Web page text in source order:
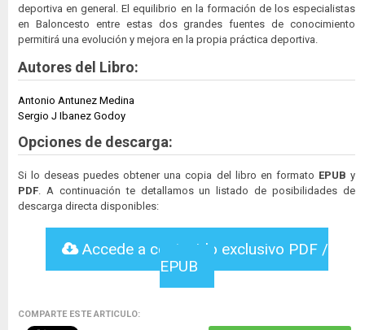
deportiva en general. El equilibrio en la formación de los especialistas
en Baloncesto entre estas dos grandes fuentes de conocimiento
permitirá una evolución y mejora en la propia práctica deportiva.
Autores del Libro:
Antonio Antunez Medina
Sergio J Ibanez Godoy
Opciones de descarga:
Si lo deseas puedes obtener una copia del libro en formato EPUB y
PDF . A continuación te detallamos un listado de posibilidades de
descarga directa disponibles:
Accede a contenido exclusivo PDF /
EPUB
COMPARTE ESTE ARTICULO: